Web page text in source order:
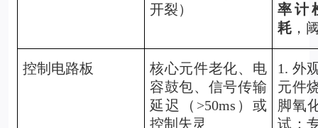
开裂）
率计
耗，
控制电路板
核心元件老化、电
容鼓包、信号传输
延迟（>50ms）或
控制失灵
1. 外
元件
脚氧
试：